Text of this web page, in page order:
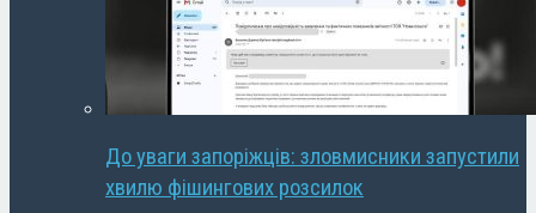
До уваги запоріжців: зловмисники запустили
хвилю фішингових розсилок